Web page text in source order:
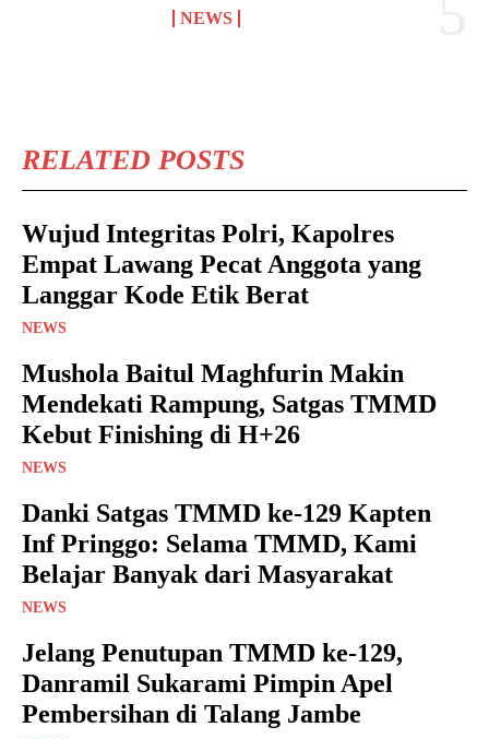
NEWS
RELATED POSTS
Wujud Integritas Polri, Kapolres
Empat Lawang Pecat Anggota yang
Langgar Kode Etik Berat
NEWS
Mushola Baitul Maghfurin Makin
Mendekati Rampung, Satgas TMMD
Kebut Finishing di H+26
NEWS
Danki Satgas TMMD ke-129 Kapten
Inf Pringgo: Selama TMMD, Kami
Belajar Banyak dari Masyarakat
NEWS
Jelang Penutupan TMMD ke-129,
Danramil Sukarami Pimpin Apel
Pembersihan di Talang Jambe